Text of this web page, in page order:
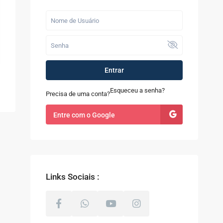
Entrar
Precisa de uma conta?Esqueceu a senha?
Entre com o Google
Links Sociais :
Fazenda com 52
Casa à Venda no
R$ 480.000
Terreno com 8.000m²
à Venda em Coti...